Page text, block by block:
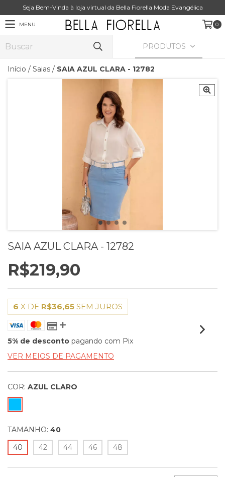
Seja Bem-Vinda à loja virtual da Bella Fiorella Moda Evangélica
MENU 0
PRODUTOS
Início / Saias / SAIA AZUL CLARA - 12782
SAIA AZUL CLARA - 12782
R$219,90
6 X DE R$36,65 SEM JUROS
5% de desconto pagando com Pix
VER MEIOS DE PAGAMENTO
COR: AZUL CLARO
TAMANHO: 40
40
42 44 46 48